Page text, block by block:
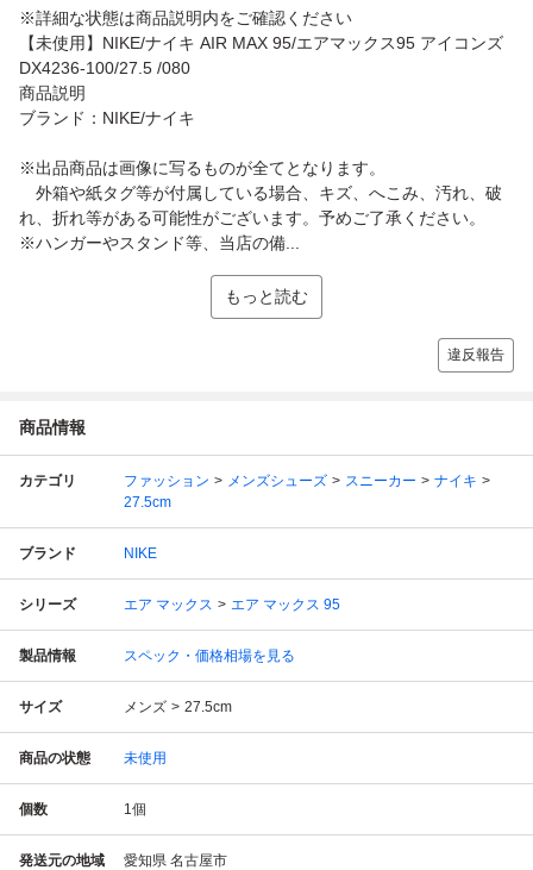
※詳細な状態は商品説明内をご確認ください
【未使用】NIKE/ナイキ AIR MAX 95/エアマックス95 アイコンズ
DX4236-100/27.5 /080
商品説明
ブランド：NIKE/ナイキ
※出品商品は画像に写るものが全てとなります。
外箱や紙タグ等が付属している場合、キズ、へこみ、汚れ、破
れ、折れ等がある可能性がございます。予めご了承ください。
※ハンガーやスタンド等、当店の備...
もっと読む
違反報告
商品情報
カテゴリ ファッション メンズシューズ スニーカー
ナイキ
27.5cm
ブランド NIKE
シリーズ エア マックス エア マックス 95
製品情報 スペック・価格相場を見る
サイズ メンズ 27.5cm
商品の状態 未使用
個数 1個
発送元の地域 愛知県 名古屋市